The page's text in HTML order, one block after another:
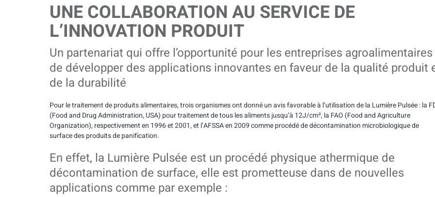
UNE COLLABORATION AU SERVICE DE
L’INNOVATION PRODUIT
Un partenariat qui offre l’opportunité pour les entreprises agroalimentaires
de développer des applications innovantes en faveur de la qualité produit
de la durabilité
Pour le traitement de produits alimentaires, trois organismes ont donné un avis favorable à l’utilisation de la Lumière Pulsée : la
(Food and Drug Administration, USA) pour traitement de tous les aliments jusqu’à 12J/cm², la FAO (Food and Agriculture
Organization), respectivement en 1996 et 2001, et l’AFSSA en 2009 comme procédé de décontamination microbiologique de
surface des produits de panification.
En effet, la Lumière Pulsée est un procédé physique athermique de
décontamination de surface, elle est prometteuse dans de nouvelles
applications comme par exemple :